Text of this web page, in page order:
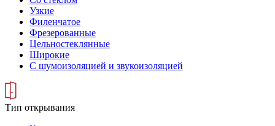
Узкие
Филенчатое
Фрезерованные
Цельностеклянные
Широкие
С шумоизоляцией и звукоизоляцией
Тип открывания